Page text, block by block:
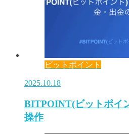
ビットポイント
2025.10.18
BITPOINT(ビットポイ
操作